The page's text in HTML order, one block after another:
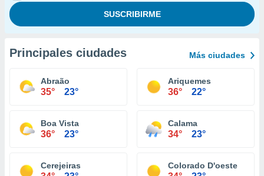
Principales ciudades Más ciudades
Abraão
35° 23°
Ariquemes
36° 22°
Boa Vista
36° 23°
Calama
34° 23°
Cerejeiras Colorado D'oeste